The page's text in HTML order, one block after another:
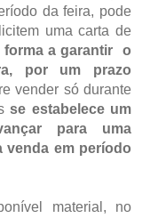
da feira, pode
uma carta de
forma a garantir o
por um prazo
vender só durante
se estabelece um
para uma
venda em período
material, no